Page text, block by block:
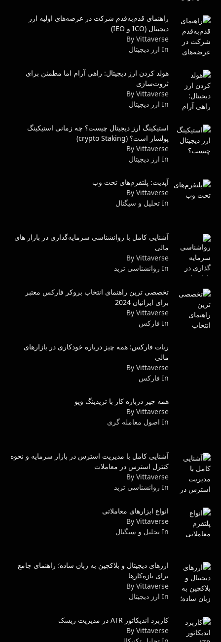
راهنمای قدم‌به‌قدم شرکت در عرضه‌های اولیه ارز
دیجیتال (ICO و IEO)
By Vittaverse
In ارز دیجیتال
هولد کردن ارز دیجیتال: راهی آرام اما مطمئن برای
ثروت‌سازی
By Vittaverse
In ارز دیجیتال
استیکینگ ارز دیجیتال چیست؟ چه زمانی استیکینگ
پولساز است؟ (crypto Staking)
By Vittaverse
In ارز دیجیتال
آپدیت: پلتفرم‌های تحت وب
By Vittaverse
In تحلیل و سیگنال
آشنایی کامل با روانشناسی سرمایه‌گذاری در بازار های
مالی
By Vittaverse
In روانشناسى ترید
تخصصی ترین راهنمای انتخاب بروکر فارکس معتبر
برای ایرانیان 2024
By Vittaverse
In فاركس
ربات فارکس: همه چیز درباره خودکاری در بازارهای
مالی
By Vittaverse
In فاركس
همه چیز درباره کار با تریدینگ ویو
By Vittaverse
In اصول معامله گرى
آشنایی کامل با مدیریت استرس در بازار سرمایه و نحوه
کنترل استرس در معاملات
By Vittaverse
In روانشناسى ترید
انواع ابزارهای معاملاتی
By Vittaverse
In تحلیل و سیگنال
ارزهای دیجیتال و بلاکچین به زبان ساده؛ راهنمای جامع
برای تازه‌کارها
By Vittaverse
In ارز دیجیتال
کاربرد اندیکاتور ATR در مدیریت ریسک
By Vittaverse